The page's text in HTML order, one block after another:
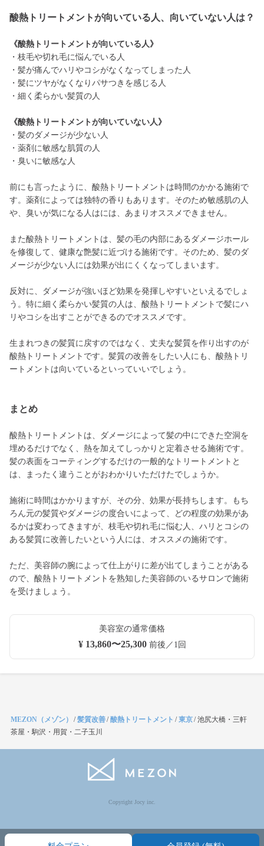
酸熱トリートメントが向いている人、向いていない人は？
《酸熱トリートメントが向いている人》
・枝毛や切れ毛に悩んでいる人
・髪が痛んでハリやコシがなくなってしまった人
・髪にツヤがなくなりパサつきを感じる人
・細く柔らかい髪質の人
《酸熱トリートメントが向いていない人》
・髪のダメージが少ない人
・薬剤に敏感な肌質の人
・臭いに敏感な人
前にも言ったように、酸熱トリートメントは時間のかかる施術で
す。薬剤によっては独特の香りもあります。そのため敏感肌の人
や、臭いが気になる人はには、あまりオススメできません。
また酸熱トリートメントは、髪の毛の内部にあるダメージホール
を修復して、健康な艶髪に近づける施術です。そのため、髪のダ
メージが少ない人には効果が出にくくなってしまいます。
反対に、ダメージが強いほど効果を発揮しやすいといえるでしょ
う。特に細く柔らかい髪質の人は、酸熱トリートメントで髪にハ
リやコシを出すことができるのでオススメです。
生まれつきの髪質に戻すのではなく、丈夫な髪質を作り出すのが
酸熱トリートメントです。髪質の改善をしたい人にも、酸熱トリ
ートメントは向いているといっていいでしょう。
まとめ
酸熱トリートメントは、ダメージによって髪の中にできた空洞を
埋めるだけでなく、熱を加えてしっかりと定着させる施術です。
髪の表面をコーティングするだけの一般的なトリートメントと
は、まったく違うことがおわかりいただけたでしょうか。
施術に時間はかかりますが、その分、効果が長持ちします。もち
ろん元の髪質やダメージの度合いによって、どの程度の効果があ
るかは変わってきますが、枝毛や切れ毛に悩む人、ハリとコシの
ある髪質に改善したいという人には、オススメの施術です。
ただ、美容師の腕によって仕上がりに差が出てしまうことがある
ので、酸熱トリートメントを熟知した美容師のいるサロンで施術
を受けましょう。
美容室の通常価格
¥ 13,860〜25,300前後／1回
MEZON（メゾン） /髪質改善/酸熱トリートメント /東京/池尻大橋・三軒
茶屋・駒沢・用賀・二子玉川
Copyright Jocy inc.